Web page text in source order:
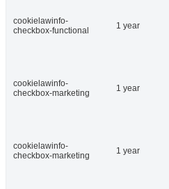
cookielawinfo-
checkbox-functional
1 year
cookielawinfo-
checkbox-marketing
1 year
cookielawinfo-
checkbox-marketing
1 year